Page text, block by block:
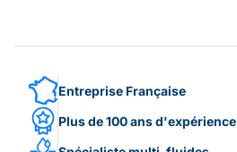
Entreprise Française
Plus de 100 ans d'expérience